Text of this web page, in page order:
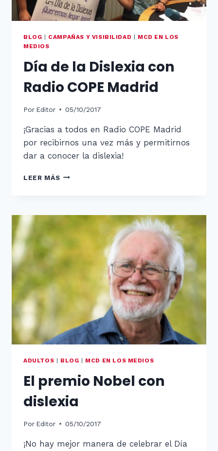
BLOG CAMPAÑAS Y VISIBILIDAD
MCD EN LOS
MEDIOS
Día de la Dislexia con
Radio COPE Madrid
Por Editor 05/10/2017
¡Gracias a todos en Radio COPE Madrid
por recibirnos una vez más y permitirnos
dar a conocer la dislexia!
LEER MÁSDÍA
CON
ADULTOS BLOG MCD EN LOS MEDIOS
El premio Nobel con
dislexia
Por Editor 05/10/2017
¡No hay mejor manera de celebrar el Día